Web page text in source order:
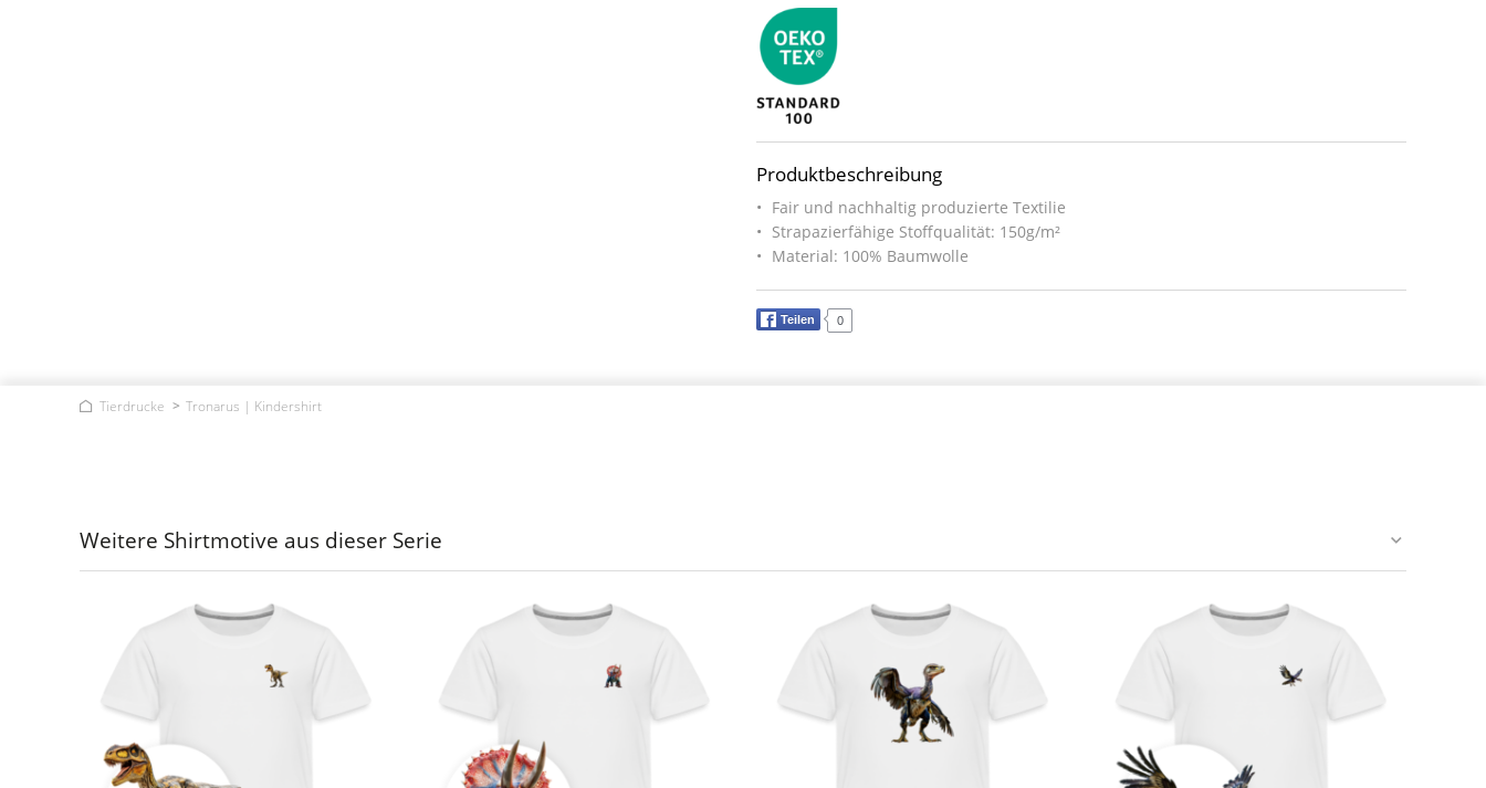
Produktbeschreibung
Fair und nachhaltig produzierte Textilie
Strapazierfähige Stoffqualität: 150g/m²
Material: 100% Baumwolle
Teilen 0
Tierdrucke Tronarus | Kindershirt
Weitere Shirtmotive aus dieser Serie